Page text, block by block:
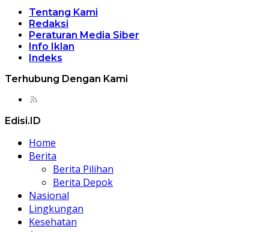
Tentang Kami
Redaksi
Peraturan Media Siber
Info Iklan
Indeks
Terhubung Dengan Kami
Edisi.ID
Home
Berita
Berita Pilihan
Berita Depok
Nasional
Lingkungan
Kesehatan